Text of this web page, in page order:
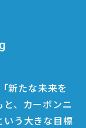
新たな未来を
、カーボンニ
いう大きな目標